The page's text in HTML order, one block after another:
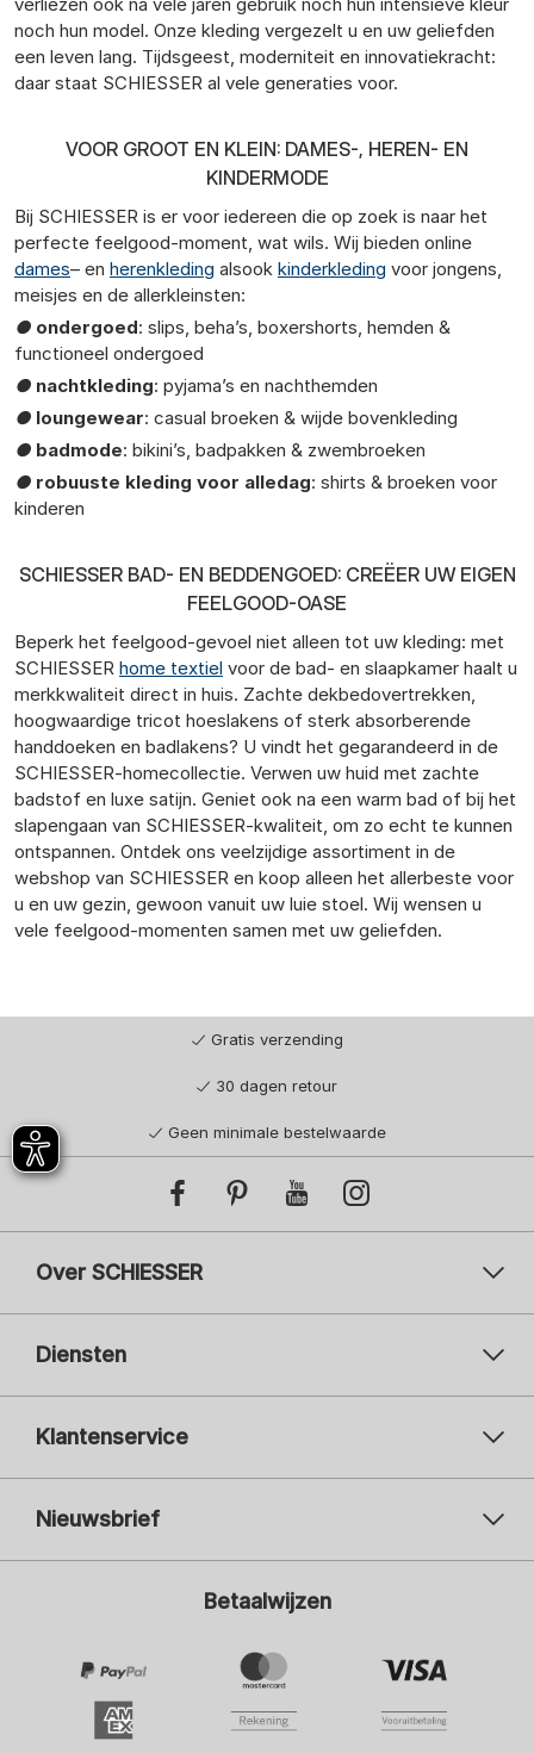
noch hun model. Onze kleding vergezelt u en uw geliefden
een leven lang. Tijdsgeest, moderniteit en innovatiekracht:
daar staat SCHIESSER al vele generaties voor.
VOOR GROOT EN KLEIN: DAMES-, HEREN- EN
KINDERMODE
Bij SCHIESSER is er voor iedereen die op zoek is naar het
perfecte feelgood-moment, wat wils. Wij bieden online
dames– en herenkleding alsook kinderkleding voor jongens,
meisjes en de allerkleinsten:
● ondergoed: slips, beha’s, boxershorts, hemden &
functioneel ondergoed
● nachtkleding: pyjama’s en nachthemden
● loungewear: casual broeken & wijde bovenkleding
● badmode: bikini’s, badpakken & zwembroeken
● robuuste kleding voor alledag: shirts & broeken voor
kinderen
SCHIESSER BAD- EN BEDDENGOED: CREËER UW EIGEN
FEELGOOD-OASE
Beperk het feelgood-gevoel niet alleen tot uw kleding: met
SCHIESSER home textiel voor de bad- en slaapkamer haalt u
merkkwaliteit direct in huis. Zachte dekbedovertrekken,
hoogwaardige tricot hoeslakens of sterk absorberende
handdoeken en badlakens? U vindt het gegarandeerd in de
SCHIESSER-homecollectie. Verwen uw huid met zachte
badstof en luxe satijn. Geniet ook na een warm bad of bij het
slapengaan van SCHIESSER-kwaliteit, om zo echt te kunnen
ontspannen. Ontdek ons veelzijdige assortiment in de
webshop van SCHIESSER en koop alleen het allerbeste voor
u en uw gezin, gewoon vanuit uw luie stoel. Wij wensen u
vele feelgood-momenten samen met uw geliefden.
Gratis verzending
30 dagen retour
Geen minimale bestelwaarde
Over SCHIESSER
Diensten
Klantenservice
Nieuwsbrief
Ik ben geïnteresseerd in:
Herenmode
ADIDAS
Betaalwijzen